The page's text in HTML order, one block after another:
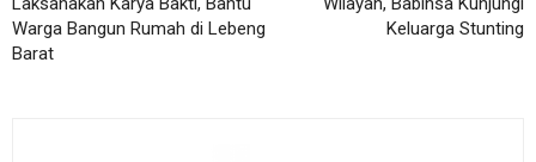
Warga Bangun Rumah di Lebeng
Barat
Keluarga Stunting